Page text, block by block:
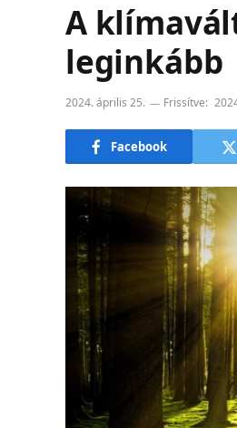
A
leginkább
2024. április 25. Frissítve:
Facebook